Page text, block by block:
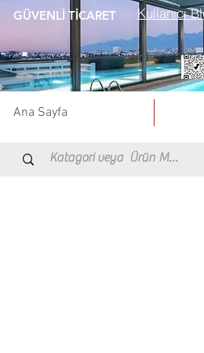
GÜVENLİ TİCARET Kullanıcı
Ana Sayfa